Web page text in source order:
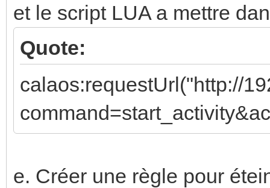
et le script LUA a mettre
Quote:
calaos:requestUrl("http://
e. Créer une règle pour